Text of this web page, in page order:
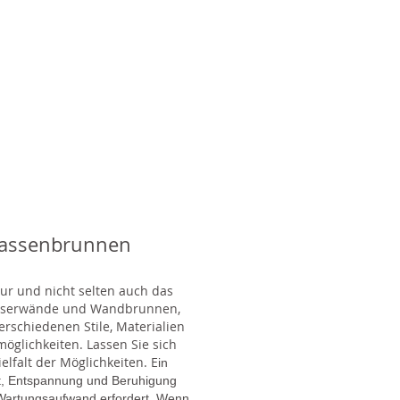
und nicht selten auch das
und Wandbrunnen,
Stile, Materialien
Lassen Sie sich
der Möglichkeiten. Ein
Entspannung und Beruhigung